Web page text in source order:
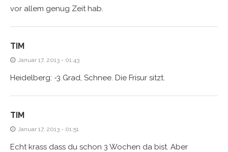
vor allem genug Zeit hab.
TIM
Januar 17, 2013 - 01:43
Heidelberg: -3 Grad, Schnee. Die Frisur sitzt.
TIM
Januar 17, 2013 - 01:51
Echt krass dass du schon 3 Wochen da bist. Aber